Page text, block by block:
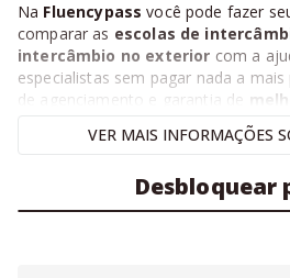
Na Fluencypass você pode fazer
comparar as escolas de
intercâmbio no exterior com a
especialistas sem pagar nada a
de agenciamento e garantia de
intercâmbio abaixo agora mesmo.
VER MAIS INFORMAÇÕES
Desbloquear